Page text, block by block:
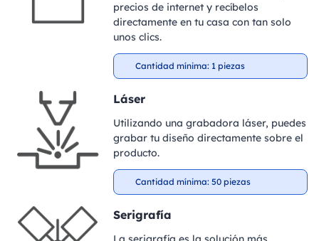
precios de internet y recíbelos
directamente en tu casa con tan solo
unos clics.
Cantidad mínima: 1 piezas
Láser
Utilizando una grabadora láser, puedes
grabar tu diseño directamente sobre el
producto.
Cantidad mínima: 50 piezas
Serigrafía